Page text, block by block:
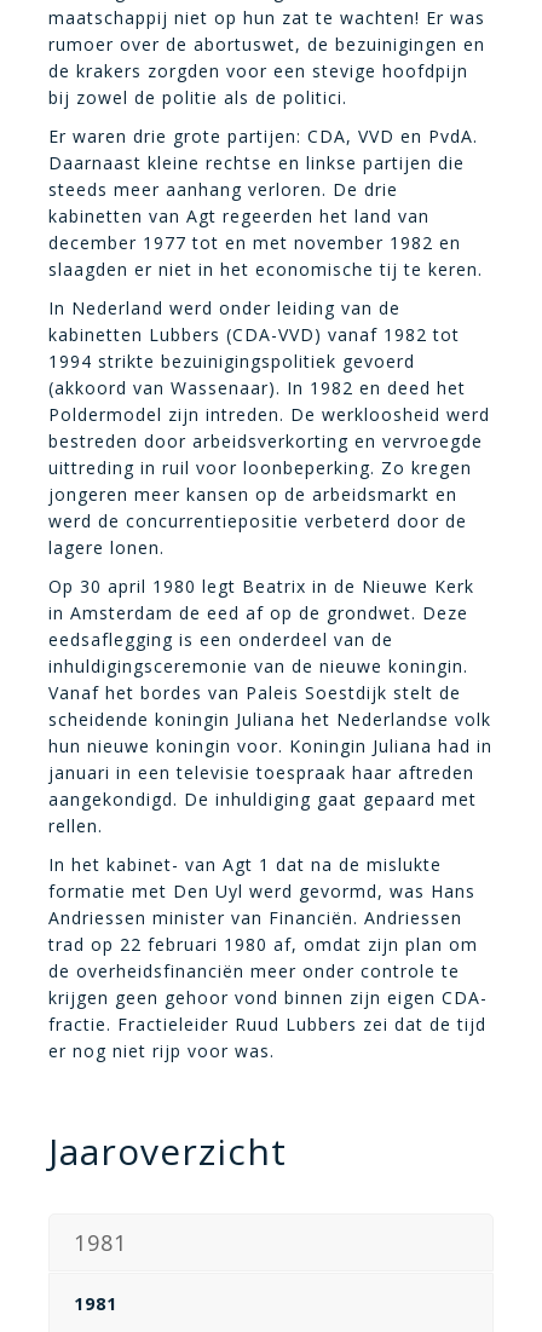
maatschappij niet op hun zat te wachten! Er was
rumoer over de abortuswet, de bezuinigingen en
de krakers zorgden voor een stevige hoofdpijn
bij zowel de politie als de politici.
Er waren drie grote partijen: CDA, VVD en PvdA.
Daarnaast kleine rechtse en linkse partijen die
steeds meer aanhang verloren. De drie
kabinetten van Agt regeerden het land van
december 1977 tot en met november 1982 en
slaagden er niet in het economische tij te keren.
In Nederland werd onder leiding van de
kabinetten Lubbers (CDA-VVD) vanaf 1982 tot
1994 strikte bezuinigingspolitiek gevoerd
(akkoord van Wassenaar). In 1982 en deed het
Poldermodel zijn intreden. De werkloosheid werd
bestreden door arbeidsverkorting en vervroegde
uittreding in ruil voor loonbeperking. Zo kregen
jongeren meer kansen op de arbeidsmarkt en
werd de concurrentiepositie verbeterd door de
lagere lonen.
Op 30 april 1980 legt Beatrix in de Nieuwe Kerk
in Amsterdam de eed af op de grondwet. Deze
eedsaflegging is een onderdeel van de
inhuldigingsceremonie van de nieuwe koningin.
Vanaf het bordes van Paleis Soestdijk stelt de
scheidende koningin Juliana het Nederlandse volk
hun nieuwe koningin voor. Koningin Juliana had in
januari in een televisie toespraak haar aftreden
aangekondigd. De inhuldiging gaat gepaard met
rellen.
In het kabinet- van Agt 1 dat na de mislukte
formatie met Den Uyl werd gevormd, was Hans
Andriessen minister van Financiën. Andriessen
trad op 22 februari 1980 af, omdat zijn plan om
de overheidsfinanciën meer onder controle te
krijgen geen gehoor vond binnen zijn eigen CDA-
fractie. Fractieleider Ruud Lubbers zei dat de tijd
er nog niet rijp voor was.
Jaaroverzicht
1981
1981